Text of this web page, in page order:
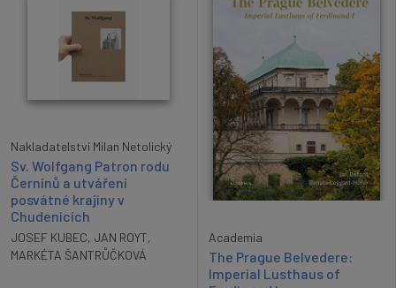
Nakladatelství Milan Netolický
Sv. Wolfgang Patron rodu
Černínů a utváření
posvátné krajiny v
Chudenicích
JOSEF KUBEC, JAN ROYT,
MARKÉTA ŠANTRŮČKOVÁ
Academia
The Prague Belvedere:
Imperial Lusthaus of